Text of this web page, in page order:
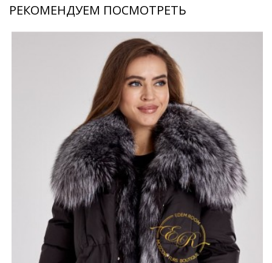
РЕКОМЕНДУЕМ ПОСМОТРЕТЬ